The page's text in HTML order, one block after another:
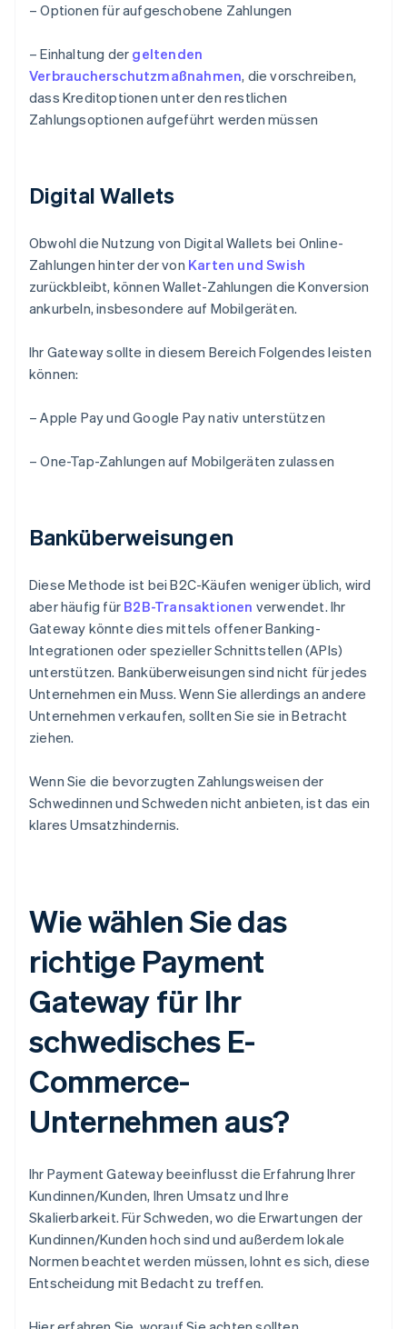
– Optionen für aufgeschobene Zahlungen
– Einhaltung der geltenden
Verbraucherschutzmaßnahmen, die vorschreiben,
dass Kreditoptionen unter den restlichen
Zahlungsoptionen aufgeführt werden müssen
Digital Wallets
Obwohl die Nutzung von Digital Wallets bei Online-
Zahlungen hinter der von Karten und Swish
zurückbleibt, können Wallet-Zahlungen die Konversion
ankurbeln, insbesondere auf Mobilgeräten.
Ihr Gateway sollte in diesem Bereich Folgendes leisten
können:
– Apple Pay und Google Pay nativ unterstützen
– One-Tap-Zahlungen auf Mobilgeräten zulassen
Banküberweisungen
Diese Methode ist bei B2C-Käufen weniger üblich, wird
aber häufig für B2B-Transaktionen verwendet. Ihr
Gateway könnte dies mittels offener Banking-
Integrationen oder spezieller Schnittstellen (APIs)
unterstützen. Banküberweisungen sind nicht für jedes
Unternehmen ein Muss. Wenn Sie allerdings an andere
Unternehmen verkaufen, sollten Sie sie in Betracht
ziehen.
Wenn Sie die bevorzugten Zahlungsweisen der
Schwedinnen und Schweden nicht anbieten, ist das ein
klares Umsatzhindernis.
Wie wählen Sie das
richtige Payment
Gateway für Ihr
schwedisches E-
Commerce-
Unternehmen aus?
Ihr Payment Gateway beeinflusst die Erfahrung Ihrer
Kundinnen/Kunden, Ihren Umsatz und Ihre
Skalierbarkeit. Für Schweden, wo die Erwartungen der
Kundinnen/Kunden hoch sind und außerdem lokale
Normen beachtet werden müssen, lohnt es sich, diese
Entscheidung mit Bedacht zu treffen.